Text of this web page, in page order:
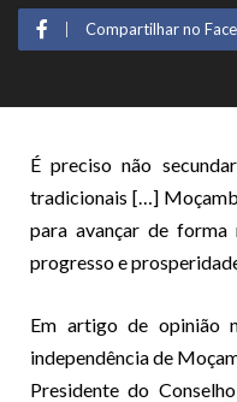
Compartilhar no
É preciso não
tradicionais […]
para avançar de
progresso e
Em artigo de opinião
independência de
Presidente do